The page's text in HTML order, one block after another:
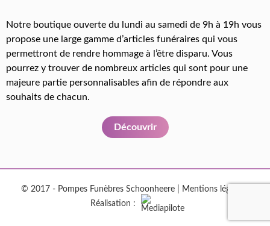
Notre boutique ouverte du lundi au samedi de 9h à 19h vous
propose une large gamme d’articles funéraires qui vous
permettront de rendre hommage à l’être disparu. Vous
pourrez y trouver de nombreux articles qui sont pour une
majeure partie personnalisables afin de répondre aux
souhaits de chacun.
Découvrir
© 2017 - Pompes Funèbres Schoonheere | Mentions légales
Réalisation :